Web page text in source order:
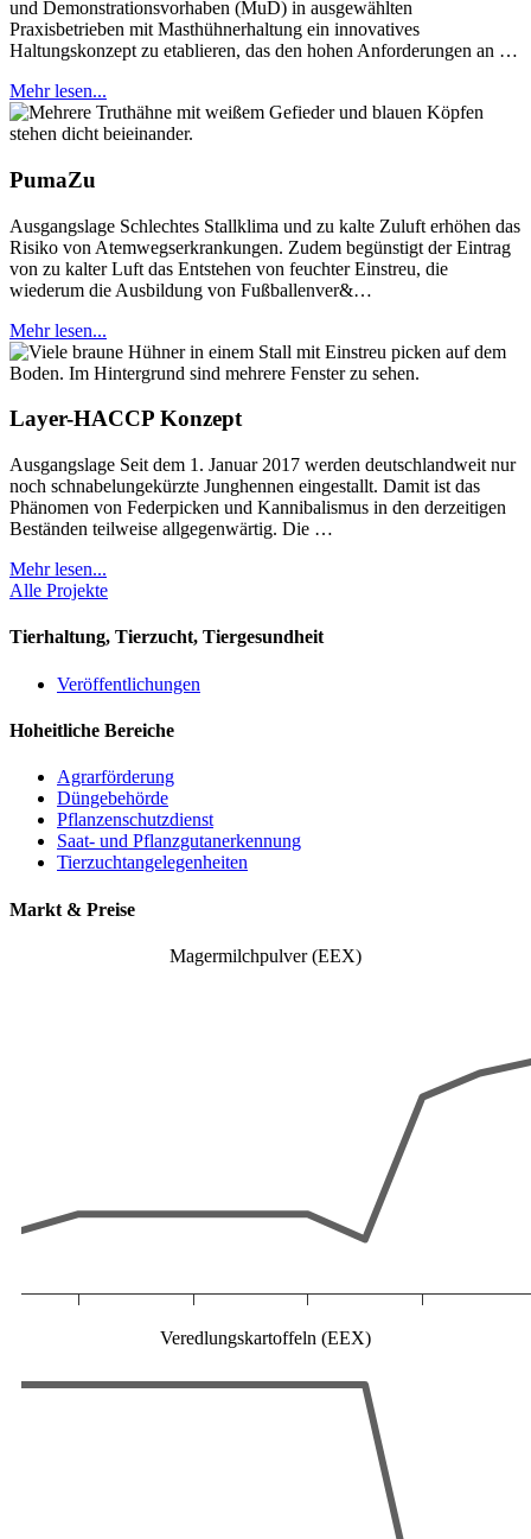
und Demonstrationsvorhaben (MuD) in ausgewählten
Praxisbetrieben mit Masthühnerhaltung ein innovatives
Haltungskonzept zu etablieren, das den hohen Anforderungen an …
Mehr lesen...
PumaZu
Ausgangslage Schlechtes Stallklima und zu kalte Zuluft erhöhen das
Risiko von Atemwegserkrankungen. Zudem begünstigt der Eintrag
von zu kalter Luft das Entstehen von feuchter Einstreu, die
wiederum die Ausbildung von Fußballenver&…
Mehr lesen...
Layer-HACCP Konzept
Ausgangslage Seit dem 1. Januar 2017 werden deutschlandweit nur
noch schnabelungekürzte Junghennen eingestallt. Damit ist das
Phänomen von Federpicken und Kannibalismus in den derzeitigen
Beständen teilweise allgegenwärtig. Die …
Mehr lesen...
Alle Projekte
Tierhaltung, Tierzucht, Tiergesundheit
Veröffentlichungen
Hoheitliche Bereiche
Agrarförderung
Düngebehörde
Pflanzenschutzdienst
Saat- und Pflanzgutanerkennung
Tierzuchtangelegenheiten
Markt & Preise
Magermilchpulver (EEX)
Veredlungskartoffeln (EEX)